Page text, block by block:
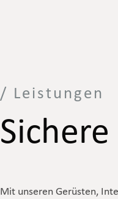
/ Leistungen
Mit unseren Gerüsten,